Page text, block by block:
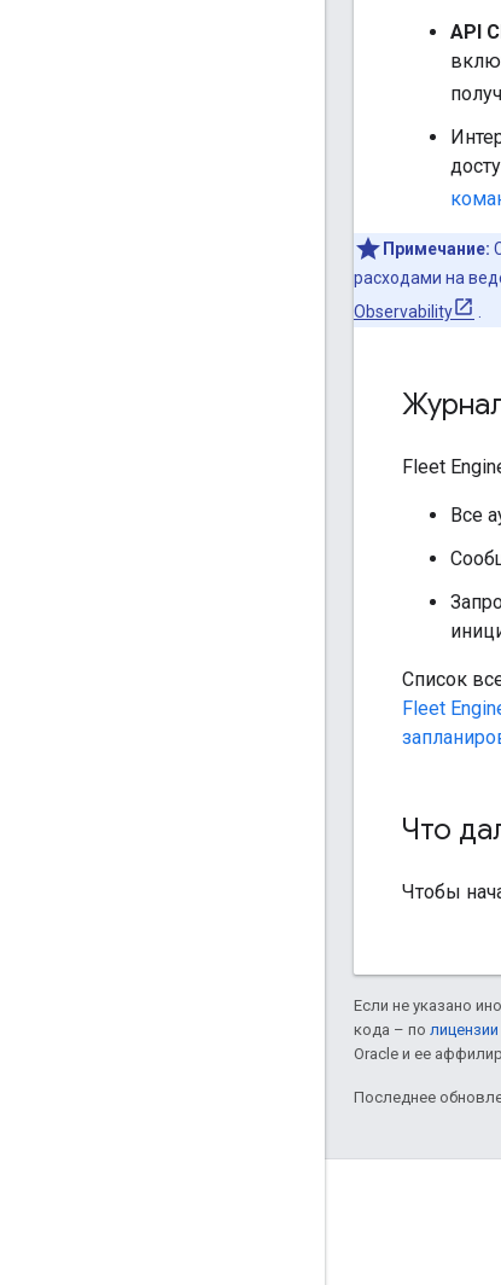
API
Примечание:
расходами на
Observability
Fleet
Все
Список
Fleet
Что
Чтобы
Если не указано
кода – по
Oracle и ее
Последнее